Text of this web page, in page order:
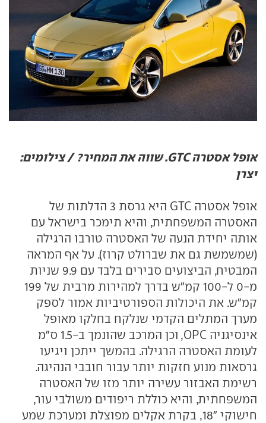
אופל אסטרה GTC. שווה את המחיר? / צילומים:
יצרן
אופל אסטרה GTC
היא גרסת 3 הדלתות של
האסטרה המשפחתית, והיא תימכר בישראל עם
אותה יחידת הנעה של האסטרה טורבו הרגילה
(שמשמשת גם את שברולט קרוז). על אף המראה
המבטיח, הביצועים סבירים בלבד עם 9.9 שניות
מ-0 ל-100 קמ"ש בדרך למהירות מרבית של 199
קמ"ש. את היכולות הספורטיביות אמור לספק
מערך המתלים הקדמי שנלקח בחלקו מאופל
אינסיגניה OPC
, וכן המרכב שהונמך ב-1.5 ס"מ
לעומת האסטרה הרגילה. בהמשך ייתכן ויגיעו
גרסאות מנוע חזקות יותר עבור חובבי הנהיגה.
רשימת האבזור עשירה יותר מזו של האסטרה
המשפחתית, והיא כוללת ריפודים משולבי עור,
חישוקי "18, בקרת אקלים מפוצלת ומערכת שמע